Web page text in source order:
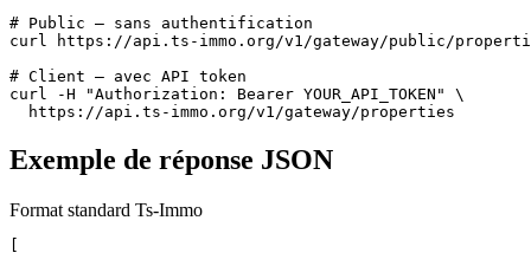
# Public — sans authentification
curl https://api.ts-immo.org/v1/gateway/public/
# Client — avec API token
curl -H "Authorization: Bearer YOUR_API_TOKEN" \
  https://api.ts-immo.org/v1/gateway/properties
Exemple de réponse JSON
Format standard Ts-Immo